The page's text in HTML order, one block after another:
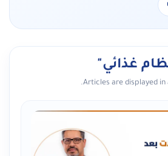
Articles are displayed in